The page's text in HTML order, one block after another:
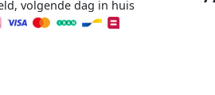
volgende dag in huis